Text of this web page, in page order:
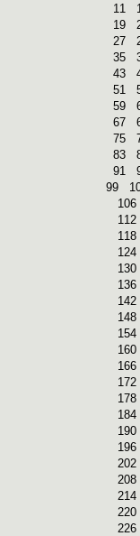
11
19
27
35
43
51
59
67
75
83
91
99
106
112
118
124
130
136
142
148
154
160
166
172
178
184
190
196
202
208
214
220
226